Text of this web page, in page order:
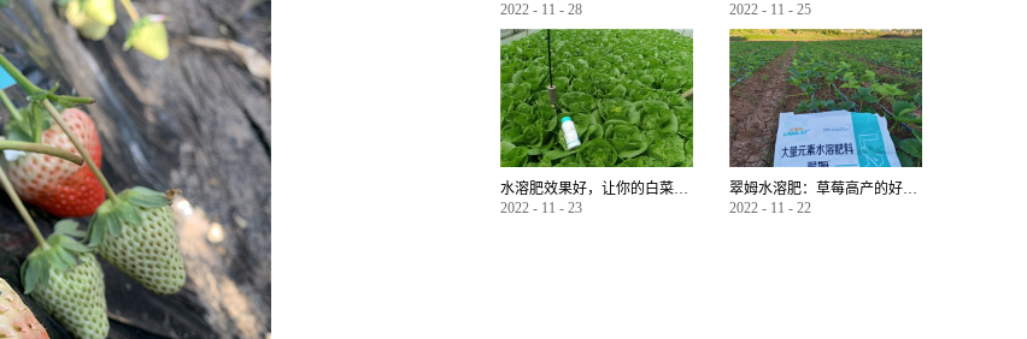
2022 - 11 - 28
2022 - 11 - 25
水溶肥效果好，让你的白菜增产不是问题
2022 - 11 - 23
翠姆水溶肥：草莓高产的好帮手
2022 - 11 - 22